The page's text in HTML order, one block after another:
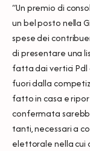
“Un premio di
un bel posto nella
spese dei
di presentare una
fatta dai vertici Pdl
fuori dalla
fatto in casa e
confermata
tanti, necessari a
elettorale nella cui